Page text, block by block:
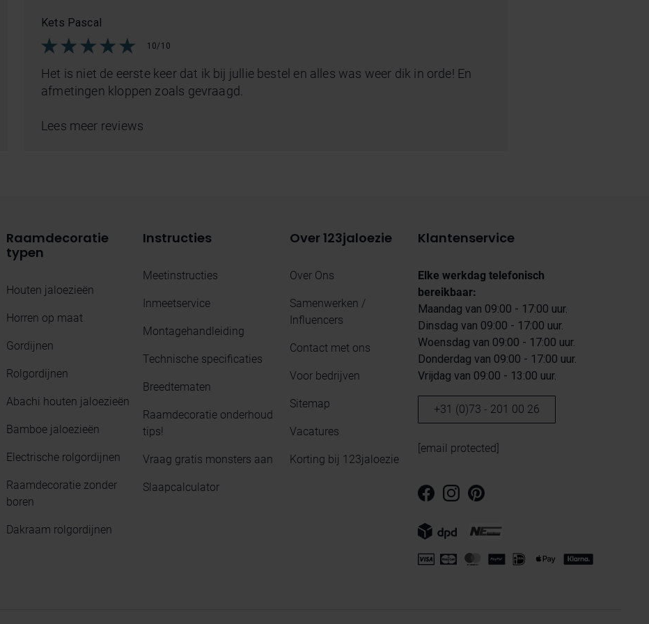
Kets Pascal
10/10
Het is niet de eerste keer dat ik bij jullie bestel en alles was weer dik in orde! En
afmetingen kloppen zoals gevraagd.
Lees meer reviews
Raamdecoratie
typen
Houten jaloezieën
Horren op maat
Gordijnen
Rolgordijnen
Abachi houten jaloezieën
Bamboe jaloezieën
Electrische rolgordijnen
Raamdecoratie zonder
boren
Dakraam rolgordijnen
Instructies
Meetinstructies
Inmeetservice
Montagehandleiding
Technische specificaties
Breedtematen
Raamdecoratie onderhoud
tips!
Vraag gratis monsters aan
Slaapcalculator
Over 123jaloezie
Over Ons
Samenwerken /
Influencers
Contact met ons
Voor bedrijven
Sitemap
Vacatures
Korting bij 123jaloezie
Klantenservice
Elke werkdag telefonisch
bereikbaar:
Maandag van 09:00 - 17:00 uur.
Dinsdag van 09:00 - 17:00 uur.
Woensdag van 09:00 - 17:00 uur.
Donderdag van 09:00 - 17:00 uur.
Vrijdag van 09:00 - 13:00 uur.
+31 (0)73 - 201 00 26
[email protected]